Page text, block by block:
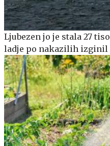
Ljubezen jo je stala 27
ladje po nakazilih izginil